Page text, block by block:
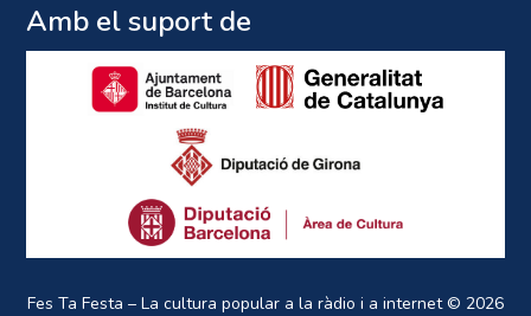
Amb el suport de
Fes Ta Festa – La cultura popular a la ràdio i a internet© 2026